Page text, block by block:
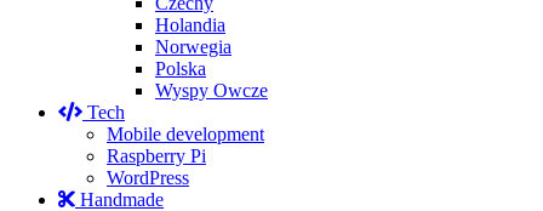
Holandia
Norwegia
Polska
Wyspy Owcze
Tech
Mobile development
Raspberry Pi
WordPress
Handmade